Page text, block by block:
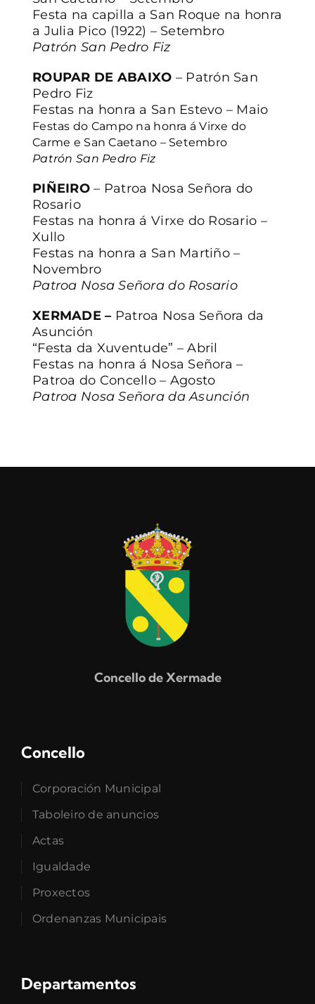
Festa na capilla a San Roque na honra
a Julia Pico (1922) – Setembro
Patrón San Pedro Fiz
ROUPAR DE ABAIXO – Patrón San
Pedro Fiz
Festas na honra a San Estevo – Maio
Festas do Campo na honra á Virxe do
Carme e San Caetano – Setembro
Patrón San Pedro Fiz
PIÑEIRO– Patroa Nosa Señora do
Rosario
Festas na honra á Virxe do Rosario –
Xullo
Festas na honra a San Martiño –
Novembro
Patroa Nosa Señora do Rosario
XERMADE – Patroa Nosa Señora da
Asunción
“Festa da Xuventude” – Abril
Festas na honra á Nosa Señora –
Patroa do Concello – Agosto
Patroa Nosa Señora da Asunción
Concello de Xermade
Concello
Corporación Municipal
Taboleiro de anuncios
Actas
Igualdade
Proxectos
Ordenanzas Municipais
Departamentos